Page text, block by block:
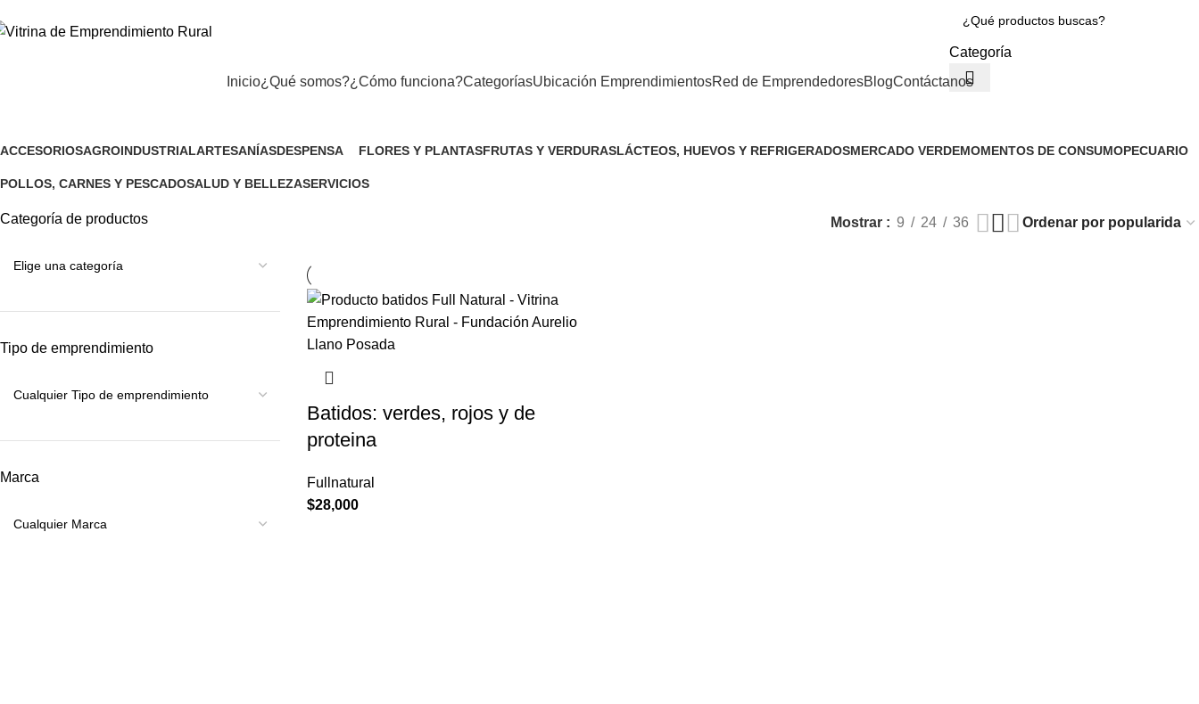
Categoría
Inicio¿Qué somos?¿Cómo funciona?CategoríasUbicación EmprendimientosRed de EmprendedoresBlogContáctanos
ACCESORIOSAGROINDUSTRIALARTESANÍASDESPENSA
FLORES Y PLANTASFRUTAS Y VERDURASLÁCTEOS, HUEVOS Y REFRIGERADOSMERCADO VERDEMOMENTOS DE CONSUMOPECUARIO
POLLOS, CARNES Y PESCADOSALUD Y BELLEZASERVICIOS
Categoría de productos
Tipo de emprendimiento
Marca
Mostrar 9 24 36
Batidos: verdes, rojos y de
proteina
Fullnatural
$28,000